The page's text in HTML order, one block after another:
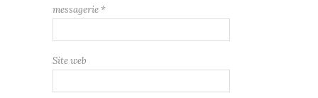
messagerie *
Site web